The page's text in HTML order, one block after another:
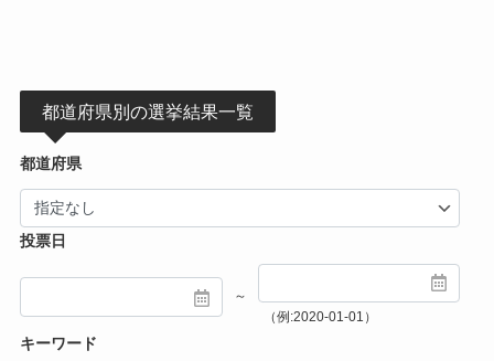
都道府県別の選挙結果一覧
都道府県
投票日
～
（例:2020-01-01）
キーワード